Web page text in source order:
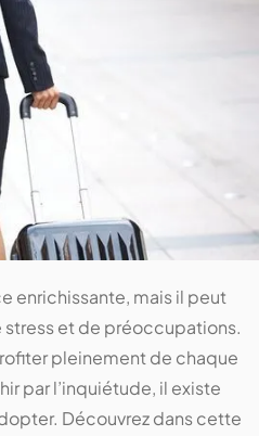
enrichissante, mais il peut
et de préoccupations.
pleinement de chaque
par l’inquiétude, il existe
Découvrez dans cette